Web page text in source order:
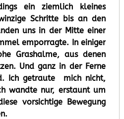
ein ziemlich kleines
Schritte bis an den
uns in der Mitte einer
emporragte. In einiger
Grashalme, aus denen
Und ganz in der Ferne
Ich getraute mich nicht,
wandte nur, erstaunt um
vorsichtige Bewegung